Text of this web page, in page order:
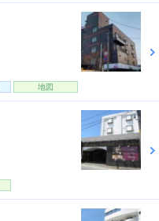
地図